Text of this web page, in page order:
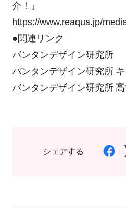
介！』
https://www.reaqua.jp/
●関連リンク
バンタンデザイン研究所
バンタンデザイン研究所
バンタンデザイン研究所
シェアする